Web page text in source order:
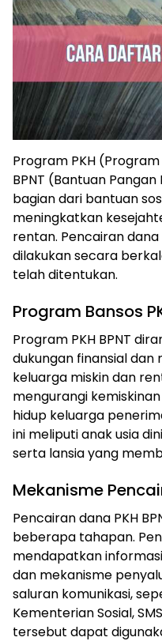
Program PKH
BPNT (Bantuan
bagian dari bantuan
meningkatkan
rentan. Pencairan
dilakukan secara
telah ditentukan.
Program Bansos
Program PKH BPNT
dukungan finansial
keluarga miskin dan
mengurangi
hidup keluarga
ini meliputi anak usia
serta lansia yang
Mekanisme
Pencairan dana PKH
beberapa tahapan.
mendapatkan
dan mekanisme
saluran komunikasi,
Kementerian Sosial,
tersebut dapat